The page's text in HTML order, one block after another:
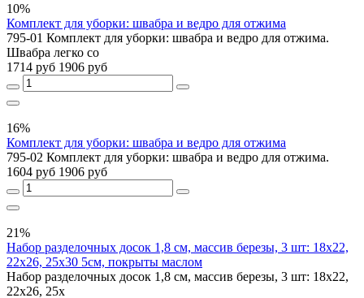
10%
Комплект для уборки: швабра и ведро для отжима
795-01 Комплект для уборки: швабра и ведро для отжима.
Швабра легко со
1714 руб 1906 руб
16%
Комплект для уборки: швабра и ведро для отжима
795-02 Комплект для уборки: швабра и ведро для отжима.
1604 руб 1906 руб
21%
Набор разделочных досок 1,8 см, массив березы, 3 шт: 18х22,
22х26, 25х30 5см, покрыты маслом
Набор разделочных досок 1,8 см, массив березы, 3 шт: 18х22,
22х26, 25х